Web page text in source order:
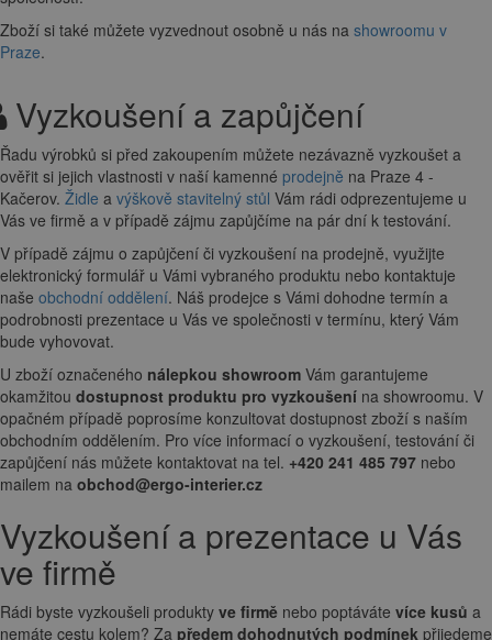
Zboží si také můžete vyzvednout osobně u nás na showroomu v
Praze.
Vyzkoušení a zapůjčení
Řadu výrobků si před zakoupením můžete nezávazně vyzkoušet a
ověřit si jejich vlastnosti v naší kamenné prodejně na Praze 4 -
Kačerov. Židle a výškově stavitelný stůl Vám rádi odprezentujeme u
Vás ve firmě a v případě zájmu zapůjčíme na pár dní k testování.
V případě zájmu o zapůjčení či vyzkoušení na prodejně, využijte
elektronický formulář u Vámi vybraného produktu nebo kontaktuje
naše obchodní oddělení. Náš prodejce s Vámi dohodne termín a
podrobnosti prezentace u Vás ve společnosti v termínu, který Vám
bude vyhovovat.
U zboží označeného nálepkou showroom Vám garantujeme
okamžitou dostupnost produktu pro vyzkoušení na showroomu. V
opačném případě poprosíme konzultovat dostupnost zboží s naším
obchodním oddělením. Pro více informací o vyzkoušení, testování či
zapůjčení nás můžete kontaktovat na tel. +420 241 485 797 nebo
mailem na obchod@ergo-interier.cz
Vyzkoušení a prezentace u Vás
ve firmě
Rádi byste vyzkoušeli produkty ve firmě nebo poptáváte více kusů a
nemáte cestu kolem? Za předem dohodnutých podmínek přijedeme